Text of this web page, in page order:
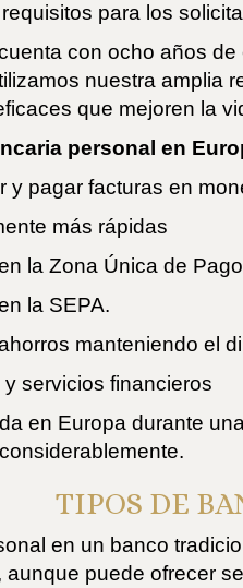
para los
con ocho años
nuestra amplia
que mejoren la
personal en
pagar facturas en
más rápidas
la Zona Única de
la SEPA.
manteniendo el
servicios financieros
en Europa durante
TIPOS DE
en un banco
puede ofrecer